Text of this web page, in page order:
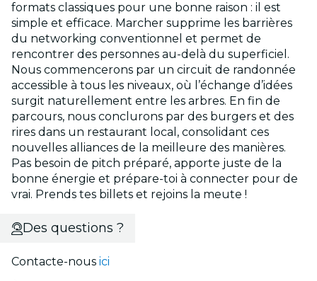
formats classiques pour une bonne raison : il est
simple et efficace. Marcher supprime les barrières
du networking conventionnel et permet de
rencontrer des personnes au-delà du superficiel.
Nous commencerons par un circuit de randonnée
accessible à tous les niveaux, où l’échange d’idées
surgit naturellement entre les arbres. En fin de
parcours, nous conclurons par des burgers et des
rires dans un restaurant local, consolidant ces
nouvelles alliances de la meilleure des manières.
Pas besoin de pitch préparé, apporte juste de la
bonne énergie et prépare-toi à connecter pour de
vrai. Prends tes billets et rejoins la meute !
Des questions ?
Contacte-nous ici